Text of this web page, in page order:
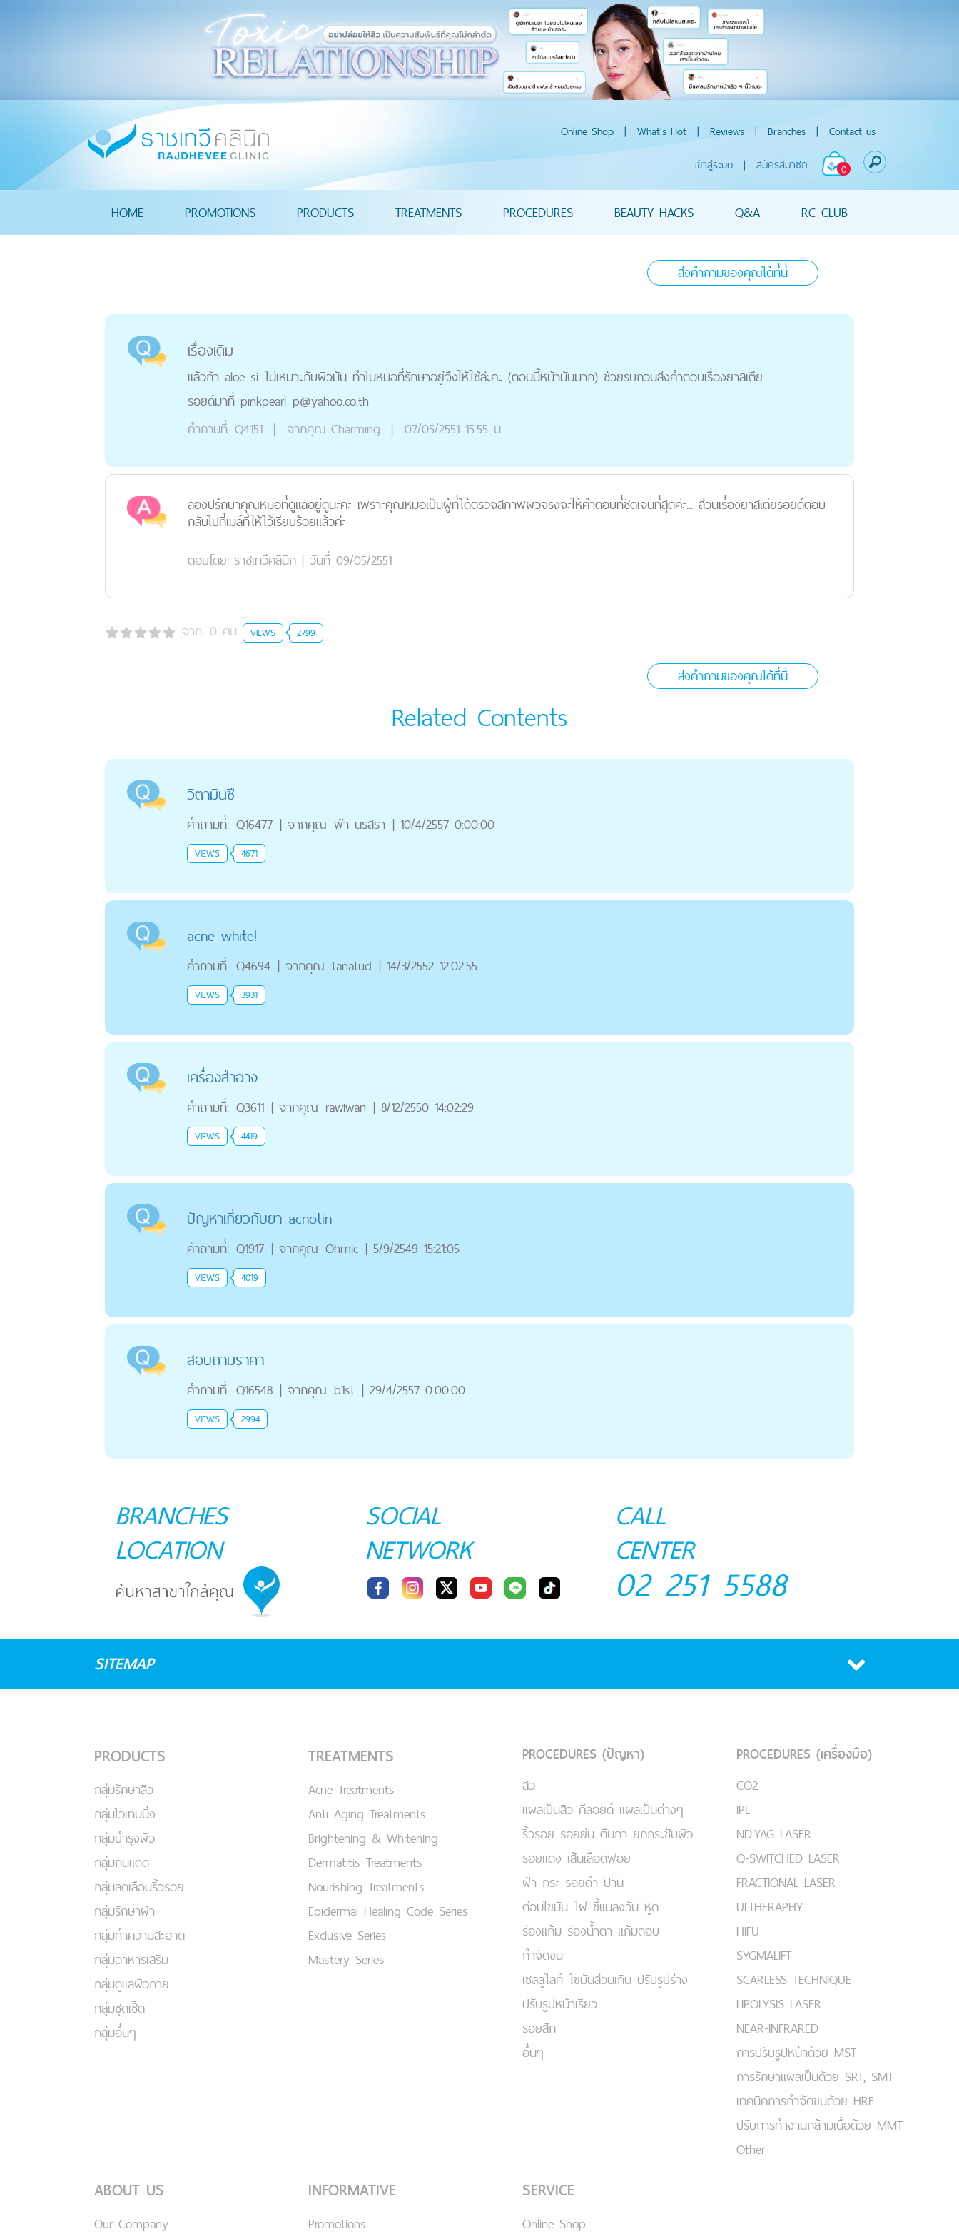
Online Shop | What's Hot | Reviews | Branches | Contact us
0
เข้าสู่ระบบ | สมัครสมาชิก
HOME PROMOTIONS PRODUCTS TREATMENTS PROCEDURES BEAUTY HACKS Q&A RC CLUB
ส่งคำถามของคุณได้ที่นี่
เรื่องเดิม
แล้วถ้า aloe si ไม่เหมาะกับผิวมัน ทำไมหมอที่รักษาอยู่จึงให้ใช้ล่ะคะ (ตอนนี้หน้ามันมาก) ช่วยรบกวนส่งคำตอบเรื่องยาสเตีย
รอยด์มาที่ pinkpearl_p@yahoo.co.th
คำถามที่: Q4151 | จากคุณ Charming | 07/05/2551 15:55 น.
ลองปรึกษาคุณหมอที่ดูแลอยู่ดูนะคะ เพราะคุณหมอเป็นผู้ที่ได้ตรวจสภาพผิวจริงจะให้คำตอบที่ชัดเจนที่สุดค่ะ... ส่วนเรื่องยาสเตียรอยด์ตอบ
กลับไปที่เมล์ที่ให้ไว้เรียบร้อยแล้วค่ะ
ตอบโดย: ราชเทวีคลินิก | วันที่ 09/05/2551
จาก: 0 คน VIEWS 2799
ส่งคำถามของคุณได้ที่นี่
Related Contents
วิตามินซี
คำถามที่: Q16477 | จากคุณ ฟ้า นริสรา | 10/4/2557 0:00:00
VIEWS 4671
acne white!
คำถามที่: Q4694 | จากคุณ tanatud | 14/3/2552 12:02:55
VIEWS 3931
เครื่องสำอาง
คำถามที่: Q3611 | จากคุณ rawiwan | 8/12/2550 14:02:29
VIEWS 4419
ปัญหาเกี่ยวกับยา acnotin
คำถามที่: Q1917 | จากคุณ Ohmic | 5/9/2549 15:21:05
VIEWS 4019
สอบถามราคา
คำถามที่: Q16548 | จากคุณ b1st | 29/4/2557 0:00:00
VIEWS 2994
BRANCHES
LOCATION
SOCIAL
NETWORK
CALL
CENTER
02 251 5588
SITEMAP
PRODUCTS
กลุ่มรักษาสิว
กลุ่มไวเทนนิ่ง
กลุ่มบำรุงผิว
กลุ่มกันแดด
กลุ่มลดเลือนริ้วรอย
กลุ่มรักษาฝ้า
กลุ่มทำความสะอาด
กลุ่มอาหารเสริม
กลุ่มดูแลผิวกาย
กลุ่มชุดเซ็ต
กลุ่มอื่นๆ
TREATMENTS
Acne Treatments
Anti Aging Treatments
Brightening & Whitening
Dermatitis Treatments
Nourishing Treatments
Epidermal Healing Code Series
Exclusive Series
Mastery Series
PROCEDURES (ปัญหา)
สิว
แผลเป็นสิว คีลอยด์ แผลเป็นต่างๆ
ริ้วรอย รอยย่น ตีนกา ยกกระชับผิว
รอยแดง เส้นเลือดฟอย
ฝ้า กระ รอยดำ ปาน
ต่อมไขมัน ไฝ ขี้แมลงวัน หูด
ร่องแก้ม ร่องน้ำตา แก้มตอบ
กำจัดขน
เชลลูไลท์ ไขมันส่วนเกิน ปรับรูปร่าง
ปรับรูปหน้าเรียว
รอยสัก
อื่นๆ
PROCEDURES (เครื่องมือ)
CO2
IPL
ND:YAG LASER
Q-SWITCHED LASER
FRACTIONAL LASER
ULTHERAPHY
HIFU
SYGMALIFT
SCARLESS TECHNIQUE
LIPOLYSIS LASER
NEAR-INFRARED
การปรับรูปหน้าด้วย MST
การรักษาแผลเป็นด้วย SRT, SMT
เทคนิคการกำจัดขนด้วย HRE
ปรับการทำงานกล้ามเนื้อด้วย MMT
Other
ABOUT US
Our Company
INFORMATIVE
Promotions
SERVICE
Online Shop